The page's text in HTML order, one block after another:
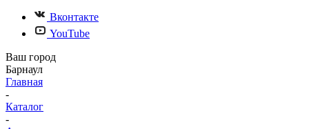
Вконтакте
YouTube
Ваш город
Барнаул
Главная
-
Каталог
-